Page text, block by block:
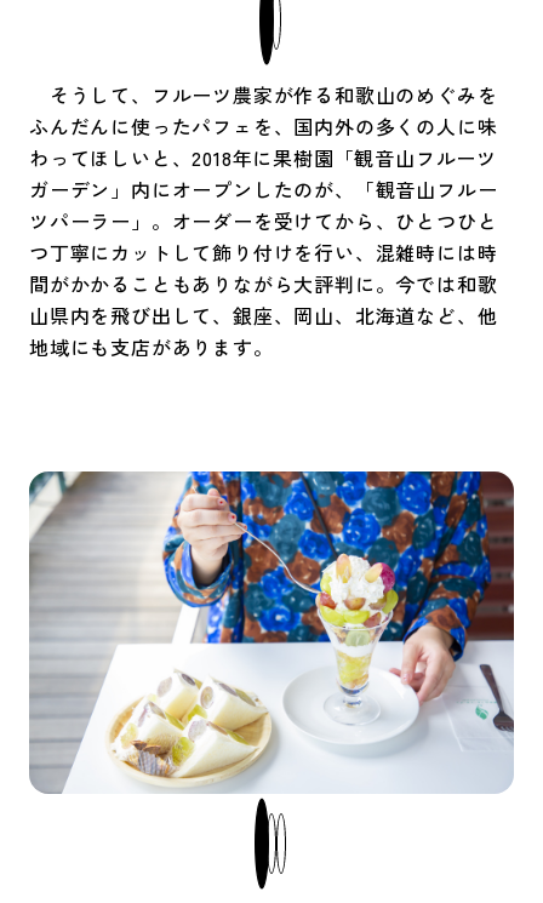
そうして、フルーツ農家が作る和歌山のめぐみを
ふんだんに使ったパフェを、国内外の多くの人に味
わってほしいと、2018年に果樹園「観音山フルーツ
ガーデン」内にオープンしたのが、「観音山フルー
ツパーラー」。オーダーを受けてから、ひとつひと
つ丁寧にカットして飾り付けを行い、混雑時には時
間がかかることもありながら大評判に。今では和歌
山県内を飛び出して、銀座、岡山、北海道など、他
地域にも支店があります。